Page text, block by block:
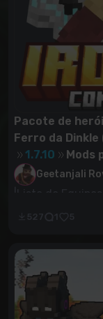
Pacote de
Ferro da Dinkle
1.7.10
Mods
Geetanjali